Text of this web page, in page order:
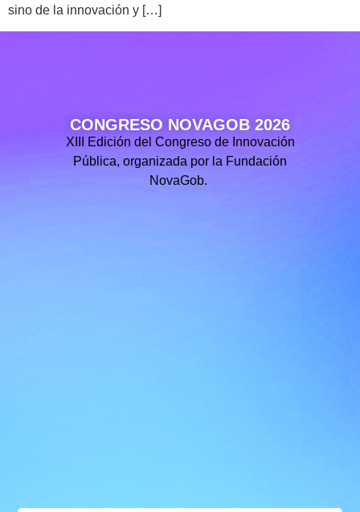
sino de la innovación y […]
CONGRESO NOVAGOB 2026
XIII Edición del Congreso de Innovación
Pública, organizada por la Fundación
NovaGob.